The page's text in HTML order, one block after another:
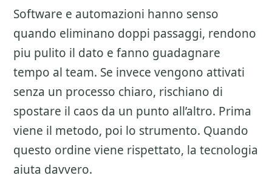
Software e automazioni hanno senso
quando eliminano doppi passaggi, rendono
piu pulito il dato e fanno guadagnare
tempo al team. Se invece vengono attivati
senza un processo chiaro, rischiano di
spostare il caos da un punto all’altro. Prima
viene il metodo, poi lo strumento. Quando
questo ordine viene rispettato, la tecnologia
aiuta davvero.